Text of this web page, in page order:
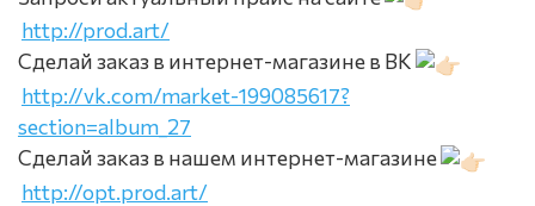
http://prod.art/
Сделай заказ в интернет-магазине в ВК
http://vk.com/market-199085617?
section=album_27
Сделай заказ в нашем интернет-магазине
http://opt.prod.art/